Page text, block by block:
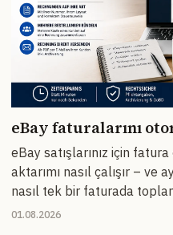
eBay faturalarını
eBay satışlarınız için
aktarımı nasıl çalışır – ve
nasıl tek bir faturada
01.08.2026